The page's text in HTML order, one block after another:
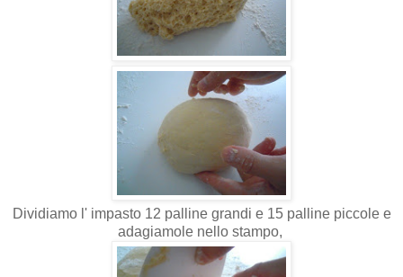
Dividiamo l' impasto 12 palline grandi e 15 palline piccole e
adagiamole nello stampo,